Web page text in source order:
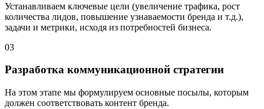
Устанавливаем ключевые цели (увеличение трафика, рост
количества лидов, повышение узнаваемости бренда и т.д.),
задачи и метрики, исходя из потребностей бизнеса.
03
Разработка коммуникационной стратегии
На этом этапе мы формулируем основные посылы, которым
должен соответствовать контент бренда.